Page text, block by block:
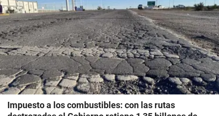
Impuesto a los combustibles: con las rutas